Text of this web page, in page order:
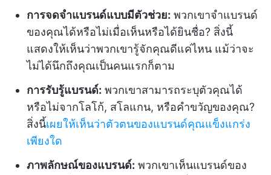
การจดจำแบรนด์แบบมีตัวช่วย: พวกเขาจำแบรนด์
ของคุณได้หรือไม่เมื่อเห็นหรือได้ยินชื่อ? สิ่งนี้
แสดงให้เห็นว่าพวกเขารู้จักคุณดีแค่ไหน แม้ว่าจะ
ไม่ได้นึกถึงคุณเป็นคนแรกก็ตาม
การรับรู้แบรนด์: พวกเขาสามารถระบุตัวคุณได้
หรือไม่จากโลโก้, สโลแกน, หรือคำขวัญของคุณ?
สิ่งนี้เผยให้เห็นว่าตัวตนของแบรนด์คุณแข็งแกร่ง
เพียงใด
ภาพลักษณ์ของแบรนด์: พวกเขาเห็นแบรนด์ของ